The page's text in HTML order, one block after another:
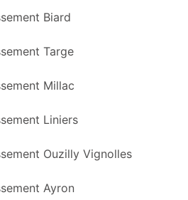
Biard
Targe
Millac
Liniers
Ouzilly Vignolles
Ayron